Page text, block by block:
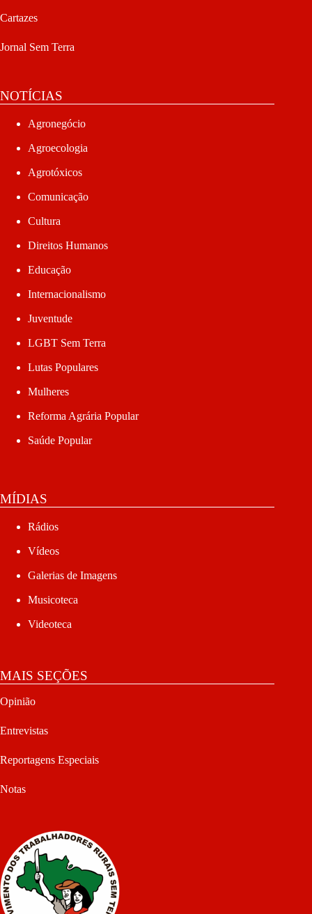
Cartazes
Jornal Sem Terra
NOTÍCIAS
Agronegócio
Agroecologia
Agrotóxicos
Comunicação
Cultura
Direitos Humanos
Educação
Internacionalismo
Juventude
LGBT Sem Terra
Lutas Populares
Mulheres
Reforma Agrária Popular
Saúde Popular
MÍDIAS
Rádios
Vídeos
Galerias de Imagens
Musicoteca
Videoteca
MAIS SEÇÕES
Opinião
Entrevistas
Reportagens Especiais
Notas